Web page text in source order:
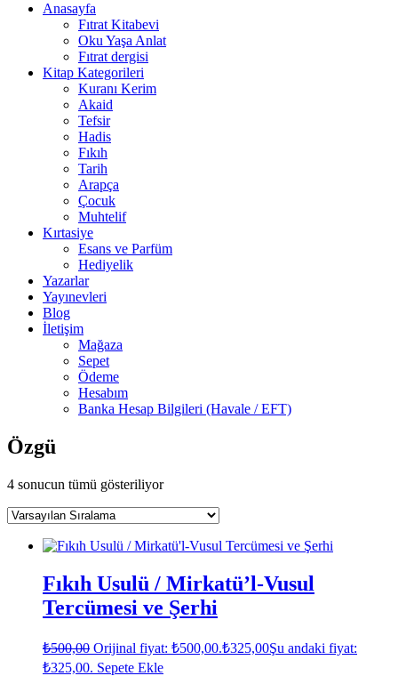
Anasayfa
Fıtrat Kitabevi
Oku Yaşa Anlat
Fıtrat dergisi
Kitap Kategorileri
Kuranı Kerim
Akaid
Tefsir
Hadis
Fıkıh
Tarih
Arapça
Çocuk
Muhtelif
Kırtasiye
Esans ve Parfüm
Hediyelik
Yazarlar
Yayınevleri
Blog
İletişim
Mağaza
Sepet
Ödeme
Hesabım
Banka Hesap Bilgileri (Havale / EFT)
Özgü
4 sonucun tümü gösteriliyor
Fıkıh Usulü / Mirkatü’l-Vusul
Tercümesi ve Şerhi
₺500,00 Orijinal fiyat: ₺500,00.₺325,00Şu andaki fiyat:
₺325,00. Sepete Ekle